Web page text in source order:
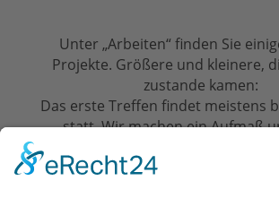
Unter „Arbeiten“ finden Sie
Projekte. Größere und kleinere,
zustande kamen:
Das erste Treffen findet meistens
statt. Wir machen ein Aufmaß
Einrichtung versprechen, was